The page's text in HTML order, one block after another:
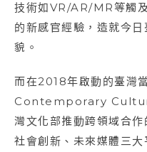
技術如VR/AR/MR等觸
的新感官經驗，造就今
貌。
而在2018年啟動的臺灣
Contemporary
灣文化部推動跨領域合
社會創新、未來媒體三